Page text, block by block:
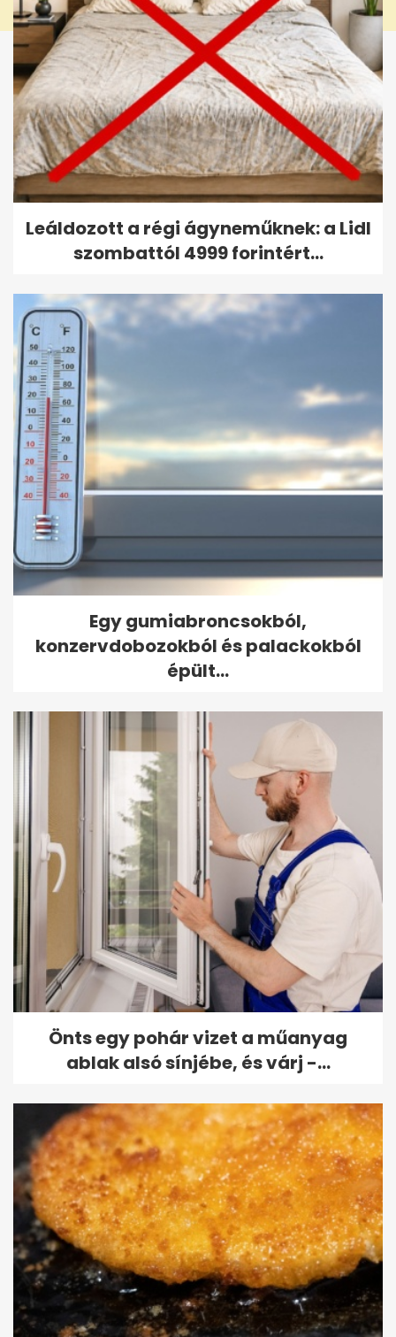
Leáldozott a régi ágyneműknek: a Lidl
szombattól 4999 forintért...
Egy gumiabroncsokból,
konzervdobozokból és palackokból
épült...
Önts egy pohár vizet a műanyag
ablak alsó sínjébe, és várj -...